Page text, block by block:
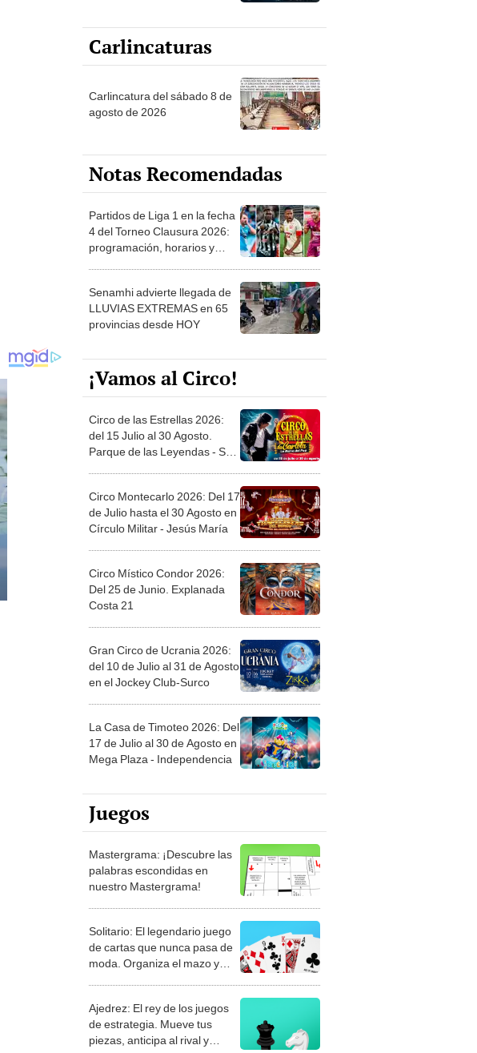
Carlincaturas
Carlincatura del sábado 8 de
agosto de 2026
Notas Recomendadas
Partidos de Liga 1 en la fecha
4 del Torneo Clausura 2026:
programación, horarios y
Senamhi advierte llegada de
LLUVIAS EXTREMAS en 65
provincias desde HOY
¡Vamos al Circo!
Circo de las Estrellas 2026:
del 15 Julio al 30 Agosto.
Parque de las Leyendas - San
Circo Montecarlo 2026: Del 17
de Julio hasta el 30 Agosto en
Círculo Militar - Jesús María
Circo Místico Condor 2026:
Del 25 de Junio. Explanada
Costa 21
Gran Circo de Ucrania 2026:
del 10 de Julio al 31 de Agosto
en el Jockey Club-Surco
La Casa de Timoteo 2026: Del
17 de Julio al 30 de Agosto en
Mega Plaza - Independencia
Juegos
Mastergrama: ¡Descubre las
palabras escondidas en
nuestro Mastergrama!
Solitario: El legendario juego
de cartas que nunca pasa de
moda. Organiza el mazo y
Ajedrez: El rey de los juegos
de estrategia. Mueve tus
piezas, anticipa al rival y